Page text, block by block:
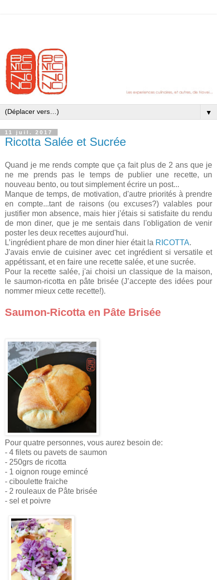
▼
11 juil. 2017
Ricotta Salée et Sucrée
Quand je me rends compte que ça fait plus de 2 ans que je
ne me prends pas le temps de publier une recette, un
nouveau bento, ou tout simplement écrire un post...
Manque de temps, de motivation, d'autre priorités à prendre
en compte...tant de raisons (ou excuses?) valables pour
justifier mon absence, mais hier j'étais si satisfaite du rendu
de mon diner, que je me sentais dans l'obligation de venir
poster les deux recettes aujourd'hui.
L’ingrédient phare de mon diner hier était la RICOTTA.
J'avais envie de cuisiner avec cet ingrédient si versatile et
appétissant, et en faire une recette salée, et une sucrée.
Pour la recette salée, j'ai choisi un classique de la maison,
le saumon-ricotta en pâte brisée (J’accepte des idées pour
nommer mieux cette recette!).
Saumon-Ricotta en Pâte Brisée
Pour quatre personnes, vous aurez besoin de:
- 4 filets ou pavets de saumon
- 250grs de ricotta
- 1 oignon rouge emincé
- ciboulette fraiche
- 2 rouleaux de Pâte brisée
- sel et poivre